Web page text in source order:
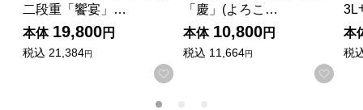
二段重「饗宴」…
本体 19,800円
税込 21,384円
お気に入りに登録する
「慶」(よろこ…
本体 10,800円
税込 11,664円
お気
3L
本
税